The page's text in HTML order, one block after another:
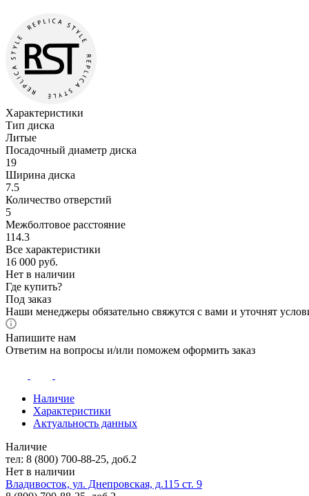
Характеристики
Тип диска
Литые
Посадочный диаметр диска
19
Ширина диска
7.5
Количество отверстий
5
Межболтовое расстояние
114.3
Все характеристики
16 000 руб.
Нет в наличии
Где купить?
Под заказ
Наши менеджеры обязательно свяжутся с вами и уточнят
Напишите нам
Ответим на вопросы и/или поможем оформить заказ
Наличие
Характеристики
Актуальность данных
Наличие
тел: 8 (800) 700-88-25, доб.2
Нет в наличии
Владивосток, ул. Днепровская, д.115 ст. 9